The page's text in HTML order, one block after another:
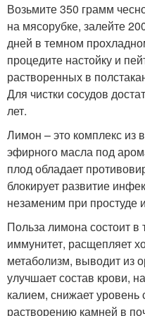
Возьмите 350 грамм
на мясорубке, залейте
дней в темном
процедите настойку и
растворенных в
Для чистки сосудов
лет.
Лимон – это комплекс из
эфирного масла под
плод обладает
блокирует развитие
незаменим при простуде
Польза лимона состоит в
иммунитет, расщепляет
метаболизм, выводит из
улучшает состав крови,
калием, снижает уровень
растворению камней в